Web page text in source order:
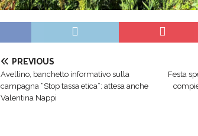
PREVIOUS
Avellino, banchetto informativo sulla
campagna “Stop tassa etica”: attesa anche
Valentina Nappi
Festa